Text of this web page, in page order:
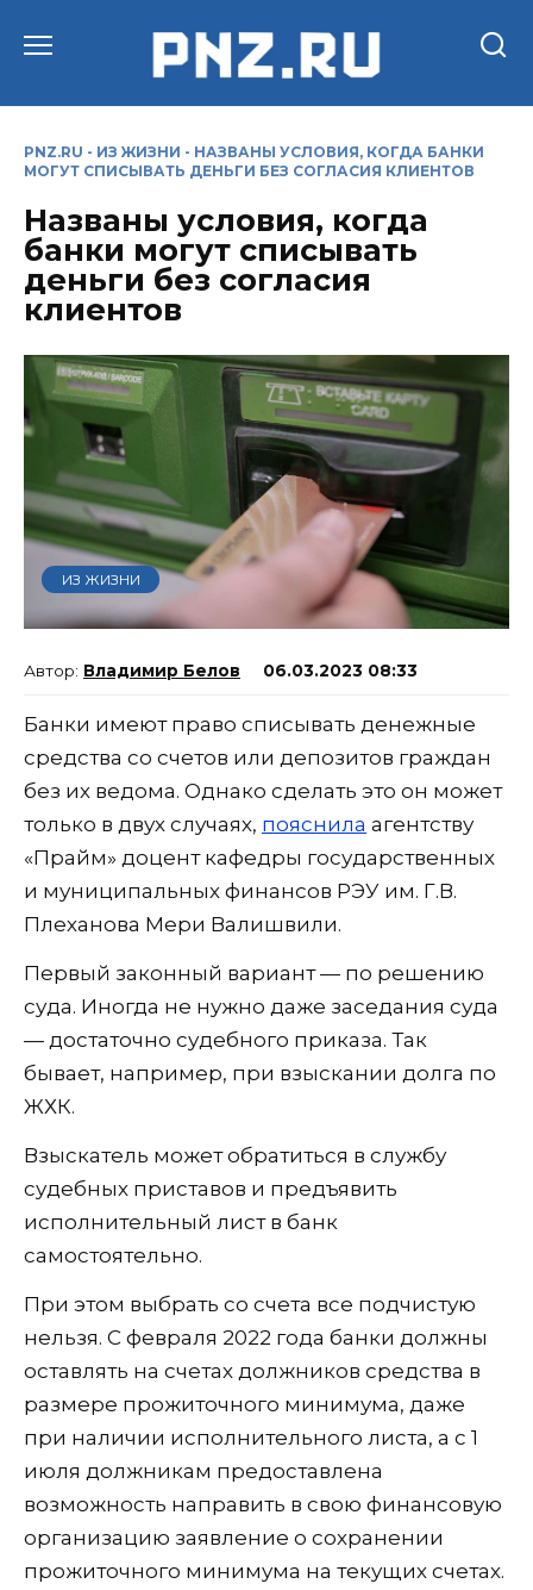
PNZ.RU - ИЗ ЖИЗНИ - НАЗВАНЫ УСЛОВИЯ, КОГДА БАНКИ
МОГУТ СПИСЫВАТЬ ДЕНЬГИ БЕЗ СОГЛАСИЯ КЛИЕНТОВ
Названы условия, когда
банки могут списывать
деньги без согласия
клиентов
ИЗ ЖИЗНИ
Владимир Белов 06.03.2023 08:33
Банки имеют право списывать денежные
средства со счетов или депозитов граждан
без их ведома. Однако сделать это он может
только в двух случаях, пояснила агентству
«Прайм» доцент кафедры государственных
и муниципальных финансов РЭУ им. Г.В.
Плеханова Мери Валишвили.
Первый законный вариант — по решению
суда. Иногда не нужно даже заседания суда
— достаточно судебного приказа. Так
бывает, например, при взыскании долга по
ЖХК.
Взыскатель может обратиться в службу
судебных приставов и предъявить
исполнительный лист в банк
самостоятельно.
При этом выбрать со счета все подчистую
нельзя. С февраля 2022 года банки должны
оставлять на счетах должников средства в
размере прожиточного минимума, даже
при наличии исполнительного листа, а с 1
июля должникам предоставлена
возможность направить в свою финансовую
организацию заявление о сохранении
прожиточного минимума на текущих счетах.